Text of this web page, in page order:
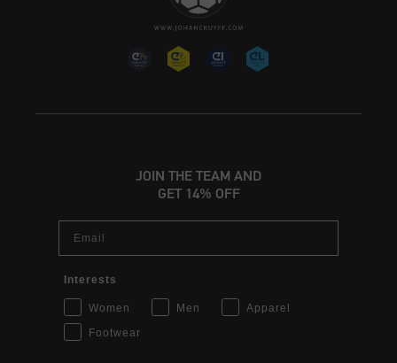
JOIN THE TEAM AND
GET 14% OFF
Email
Interests
Women Men
Apparel
Footwear